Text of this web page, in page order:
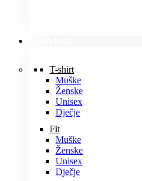
T-shirt
Muške
Ženske
Unisex
Dječje
Fit
Muške
Ženske
Unisex
Dječje